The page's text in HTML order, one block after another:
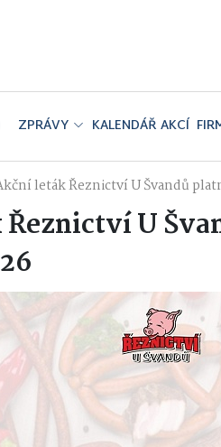
ZPRÁVY KALENDÁŘ AKCÍ
leták Řeznictví U Švandů
U